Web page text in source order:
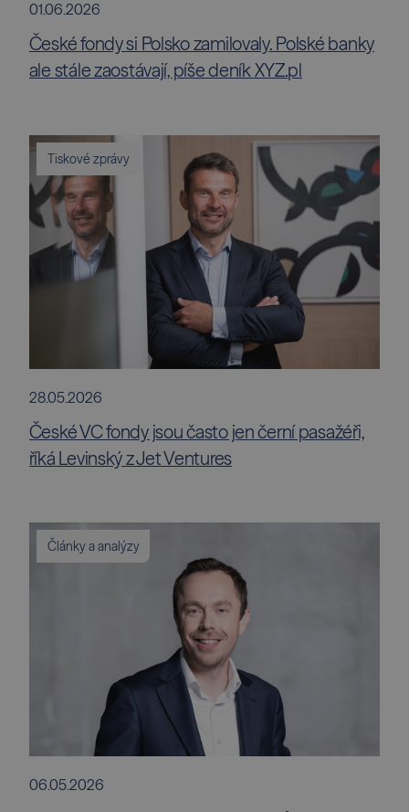
01.06.2026
České fondy si Polsko zamilovaly. Polské banky
ale stále zaostávají, píše deník XYZ.pl
Tiskové zprávy
28.05.2026
České VC fondy jsou často jen černí pasažéři,
říká Levinský z Jet Ventures
Články a analýzy
06.05.2026